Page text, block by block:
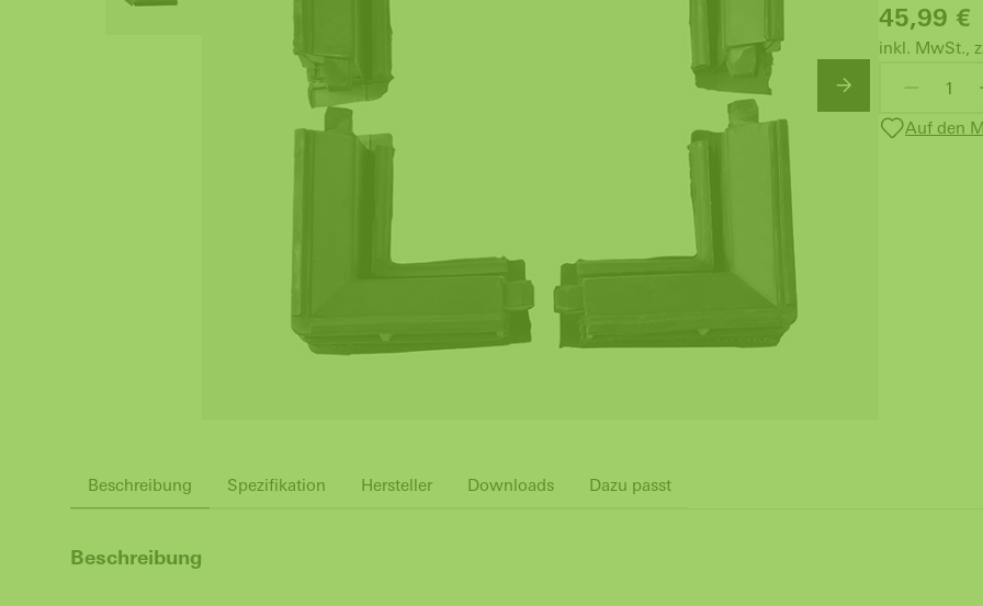
45,99 €
inkl. MwSt.,
Auf den
Beschreibung Spezifikation Hersteller Downloads Dazu passt
Beschreibung